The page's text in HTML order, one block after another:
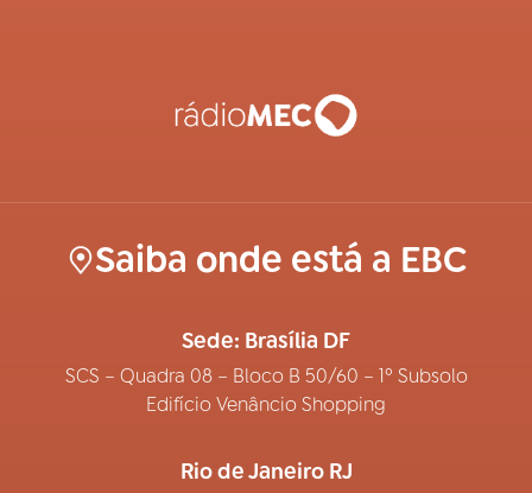
Saiba onde está a EBC
Sede: Brasília DF
SCS – Quadra 08 – Bloco B 50/60 – 1º Subsolo
Edifício Venâncio Shopping
Rio de Janeiro RJ